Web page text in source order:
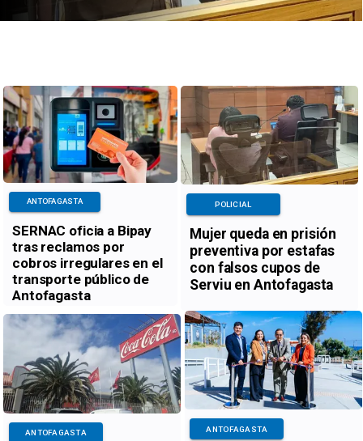
SERNAC oficia a Bipay
tras reclamos por
cobros irregulares en el
transporte público de
Antofagasta
ANTOFAGASTA
Mujer queda en prisión
preventiva por estafas
con falsos cupos de
Serviu en Antofagasta
POLICIAL
ANTOFAGASTA ANTOFAGASTA